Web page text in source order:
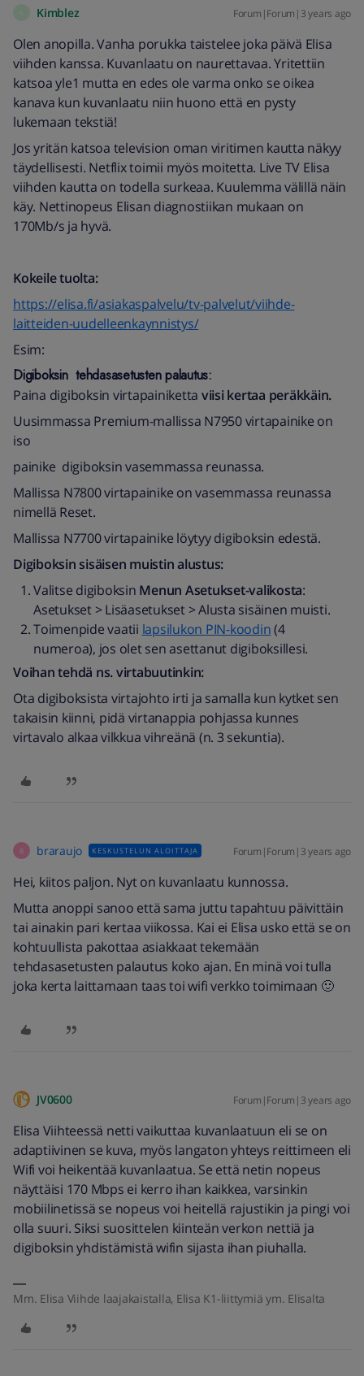
Kimblez Forum|Forum|3 years ago
Olen anopilla. Vanha porukka taistelee joka päivä Elisa
viihden kanssa. Kuvanlaatu on naurettavaa. Yritettiin
katsoa yle1 mutta en edes ole varma onko se oikea
kanava kun kuvanlaatu niin huono että en pysty
lukemaan tekstiä!
Jos yritän katsoa television oman viritimen kautta näkyy
täydellisesti. Netflix toimii myös moitetta. Live TV Elisa
viihden kautta on todella surkeaa. Kuulemma välillä näin
käy. Nettinopeus Elisan diagnostiikan mukaan on
170Mb/s ja hyvä.
Kokeile tuolta:
https://elisa.fi/asiakaspalvelu/tv-palvelut/viihde-
laitteiden-uudelleenkaynnistys/
Esim:
Digiboksin tehdasasetusten palautus:
Paina digiboksin virtapainiketta viisi kertaa peräkkäin.
Uusimmassa Premium-mallissa N7950 virtapainike on
iso
painike digiboksin vasemmassa reunassa.
Mallissa N7800 virtapainike on vasemmassa reunassa
nimellä Reset.
Mallissa N7700 virtapainike löytyy digiboksin edestä.
Digiboksin sisäisen muistin alustus:
Valitse digiboksin Menun Asetukset-valikosta:
Asetukset > Lisäasetukset > Alusta sisäinen muisti.
Toimenpide vaatii lapsilukon PIN-koodin(4
numeroa), jos olet sen asettanut digiboksillesi.
Voihan tehdä ns. virtabuutinkin:
Ota digiboksista virtajohto irti ja samalla kun kytket sen
takaisin kiinni, pidä virtanappia pohjassa kunnes
virtavalo alkaa vilkkua vihreänä (n. 3 sekuntia).
B braraujo KESKUSTELUN ALOITTAJA Forum|Forum|3 years ago
Hei, kiitos paljon. Nyt on kuvanlaatu kunnossa.
Mutta anoppi sanoo että sama juttu tapahtuu päivittäin
tai ainakin pari kertaa viikossa. Kai ei Elisa usko että se on
kohtuullista pakottaa asiakkaat tekemään
tehdasasetusten palautus koko ajan. En minä voi tulla
joka kerta laittamaan taas toi wifi verkko toimimaan 🙂
JV0600 Forum|Forum|3 years ago
Elisa Viihteessä netti vaikuttaa kuvanlaatuun eli se on
adaptiivinen se kuva, myös langaton yhteys reittimeen eli
Wifi voi heikentää kuvanlaatua. Se että netin nopeus
näyttäisi 170 Mbps ei kerro ihan kaikkea, varsinkin
mobiilinetissä se nopeus voi heitellä rajustikin ja pingi voi
olla suuri. Siksi suosittelen kiinteän verkon nettiä ja
digiboksin yhdistämistä wifin sijasta ihan piuhalla.
Mm. Elisa Viihde laajakaistalla, Elisa K1-liittymiä ym. Elisalta